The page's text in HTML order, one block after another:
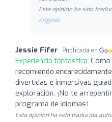
Esta opinión ha sido
original
Jessie Fifer Publicada en
Experiencia fantástica:
recomiendo
divertidas e inmersivas
exploración. ¡No te
programa de idiomas!
Esta opinión ha sido traducida